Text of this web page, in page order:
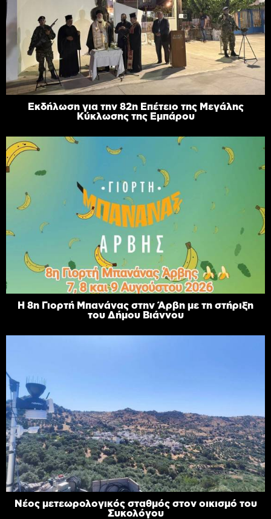
Εκδήλωση για την 82η Επέτειο της Μεγάλης
Κύκλωσης της Εμπάρου
Η 8η Γιορτή Μπανάνας στην Άρβη με τη στήριξη
του Δήμου Βιάννου
Νέος μετεωρολογικός σταθμός στον οικισμό του
Συκολόγου